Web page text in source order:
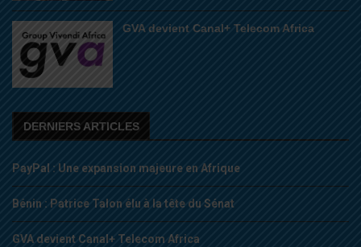
GVA devient Canal+ Telecom Africa
DERNIERS ARTICLES
PayPal : Une expansion majeure en Afrique
Bénin : Patrice Talon élu à la tête du Sénat
GVA devient Canal+ Telecom Africa